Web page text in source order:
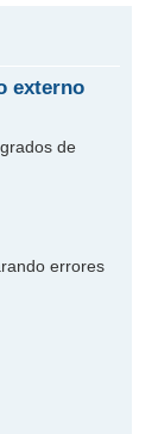
externo
de
errores